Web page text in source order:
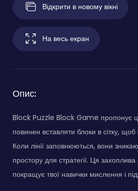
Відкрити в новому вікні
На весь екран
Опис:
Block Puzzle Block Game пропонує
повинен вставляти блоки в сітку, щоб
Коли лінії заповнюються, вони
простору для стратегії. Ця
покращує твої навички мислення і